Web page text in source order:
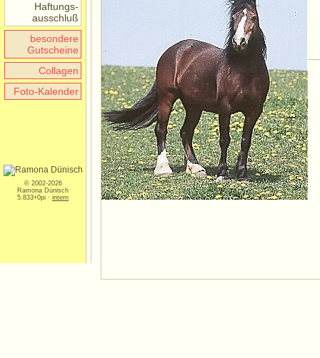
Haftungs-
ausschluß
besondere
Gutscheine
Collagen
Foto-Kalender
© 2002-2026
Ramona Dünisch
5.833+0pi · intern